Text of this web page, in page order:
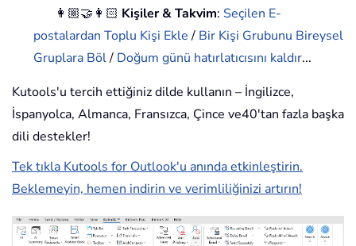
👩🏼‍🤝‍👩🏻 Kişiler & Takvim: Seçilen E-
postalardan Toplu Kişi Ekle/ Bir Kişi Grubunu Bireysel
Gruplara Böl/ Doğum günü hatırlatıcısını kaldır...
Kutools'u tercih ettiğiniz dilde kullanın – İngilizce,
İspanyolca, Almanca, Fransızca, Çince ve40'tan fazla başka
dili destekler!
Tek tıkla Kutools for Outlook'u anında etkinleştirin.
Beklemeyin, hemen indirin ve verimliliğinizi artırın!